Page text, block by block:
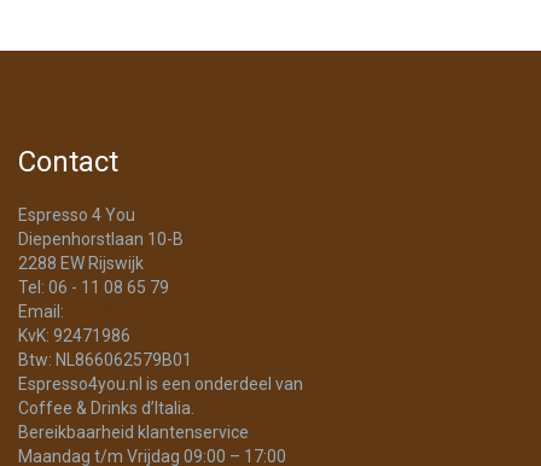
Contact
Espresso 4 You
Diepenhorstlaan 10-B
2288 EW Rijswijk
Tel: 06 - 11 08 65 79
Email:
KvK: 92471986
Btw: NL866062579B01
Espresso4you.nl is een onderdeel van
Coffee & Drinks d’Italia.
Bereikbaarheid klantenservice
Maandag t/m Vrijdag 09:00 – 17:00